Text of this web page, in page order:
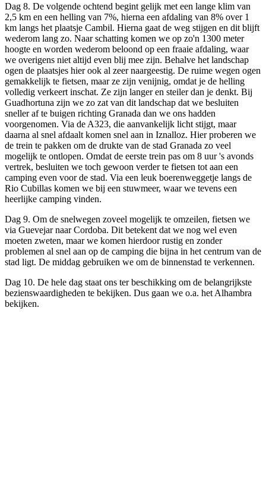
Dag 8. De volgende ochtend begint gelijk met een lange klim van
2,5 km en een helling van 7%, hierna een afdaling van 8% over 1
km langs het plaatsje Cambil. Hierna gaat de weg stijgen en dit blijft
wederom lang zo. Naar schatting komen we op zo'n 1300 meter
hoogte en worden wederom beloond op een fraaie afdaling, waar
we overigens niet altijd even blij mee zijn. Behalve het landschap
ogen de plaatsjes hier ook al zeer naargeestig. De ruime wegen ogen
gemakkelijk te fietsen, maar ze zijn venijnig, omdat je de helling
volledig verkeert inschat. Ze zijn langer en steiler dan je denkt. Bij
Guadhortuna zijn we zo zat van dit landschap dat we besluiten
sneller af te buigen richting Granada dan we ons hadden
voorgenomen. Via de A323, die aanvankelijk licht stijgt, maar
daarna al snel afdaalt komen snel aan in Iznalloz. Hier proberen we
de trein te pakken om de drukte van de stad Granada zo veel
mogelijk te ontlopen. Omdat de eerste trein pas om 8 uur 's avonds
vertrek, besluiten we toch gewoon verder te fietsen tot aan een
camping even voor de stad. Via een leuk boerenweggetje langs de
Rio Cubillas komen we bij een stuwmeer, waar we tevens een
heerlijke camping vinden.
Dag 9. Om de snelwegen zoveel mogelijk te omzeilen, fietsen we
via Guevejar naar Cordoba. Dit betekent dat we nog wel even
moeten zweten, maar we komen hierdoor rustig en zonder
problemen al snel aan op de camping die bijna in het centrum van de
stad ligt. De middag gebruiken we om de binnenstad te verkennen.
Dag 10. De hele dag staat ons ter beschikking om de belangrijkste
bezienswaardigheden te bekijken. Dus gaan we o.a. het Alhambra
bekijken.